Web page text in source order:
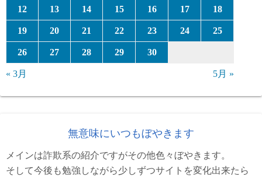
12 13 14 15 16 17 18
19 20 21 22 23 24 25
26 27 28 29 30
« 3月 5月 »
無意味にいつもぼやきます
メインは詐欺系の紹介ですがその他色々ぼやきます。
そして今後も勉強しながら少しずつサイトを変化出来たら